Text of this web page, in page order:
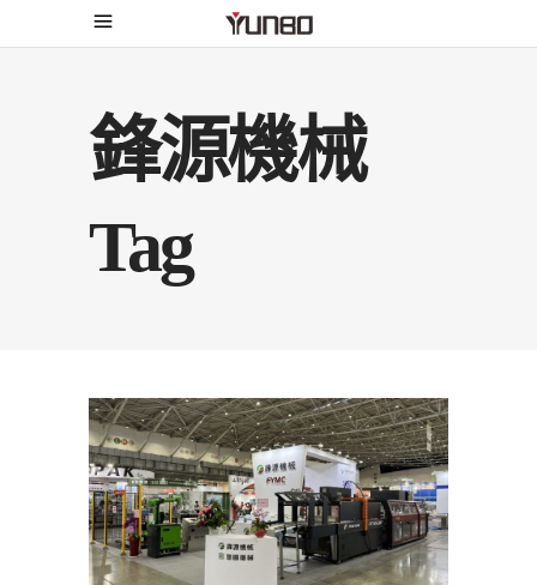
鋒源機械
Tag